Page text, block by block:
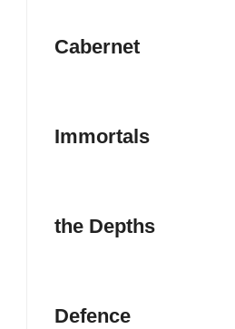
Cabernet
Immortals
the Depths
Defence